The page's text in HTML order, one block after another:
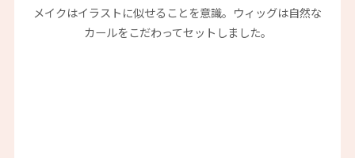
メイクはイラストに似せることを意識。ウィッグは自然な
カールをこだわってセットしました。